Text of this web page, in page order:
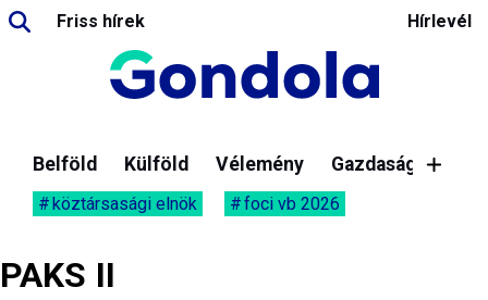
Friss hírek Hírlevél
Belföld Külföld Vélemény Gazdaság
köztársasági elnök foci vb 2026
PAKS II